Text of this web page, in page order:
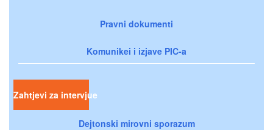
Pravni dokumenti
Komunikei i izjave PIC-a
Zahtjevi za intervjue
Dejtonski mirovni sporazum